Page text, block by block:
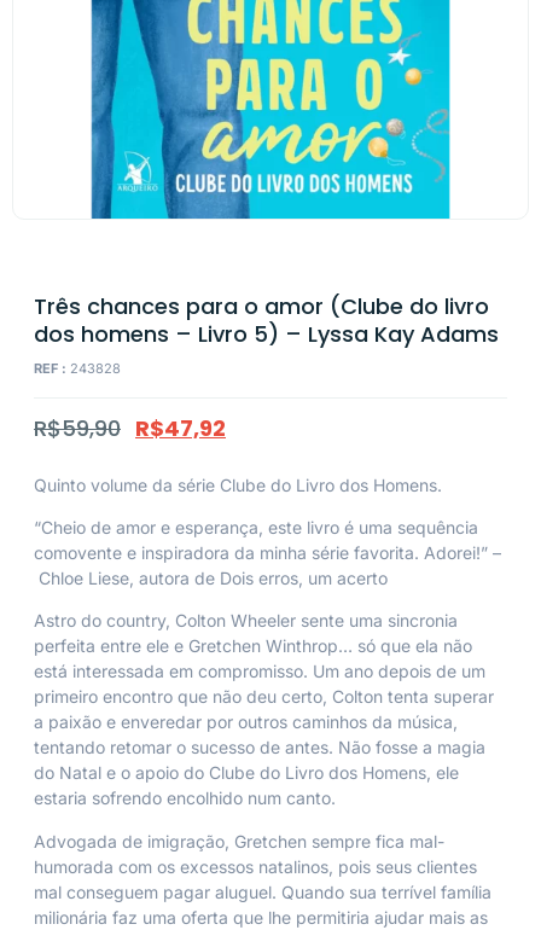
Três chances para o amor (Clube do livro
dos homens – Livro 5) – Lyssa Kay Adams
REF : 243828
R$59,90 R$47,92
Quinto volume da série Clube do Livro dos Homens.
“Cheio de amor e esperança, este livro é uma sequência
comovente e inspiradora da minha série favorita. Adorei!” –
Chloe Liese , autora de Dois erros, um acerto
Astro do country, Colton Wheeler sente uma sincronia
perfeita entre ele e Gretchen Winthrop… só que ela não
está interessada em compromisso. Um ano depois de um
primeiro encontro que não deu certo, Colton tenta superar
a paixão e enveredar por outros caminhos da música,
tentando retomar o sucesso de antes. Não fosse a magia
do Natal e o apoio do Clube do Livro dos Homens, ele
estaria sofrendo encolhido num canto.
Advogada de imigração, Gretchen sempre fica mal-
humorada com os excessos natalinos, pois seus clientes
mal conseguem pagar aluguel. Quando sua terrível família
milionária faz uma oferta que lhe permitiria ajudar mais as